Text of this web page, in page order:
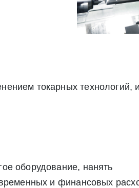
токарных технологий,
оборудование, нанять
и финансовых